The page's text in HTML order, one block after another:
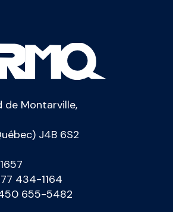
de Montarville,
J4B 6S2
434-1164
655-5482